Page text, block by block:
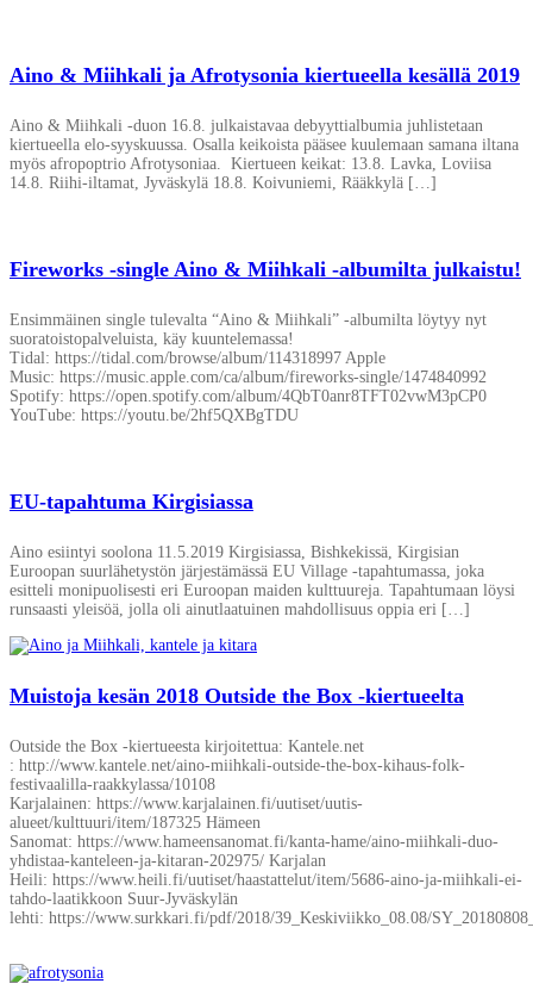
Aino & Miihkali ja Afrotysonia kiertueella kesällä 2019
Aino & Miihkali -duon 16.8. julkaistavaa debyyttialbumia juhlistetaan
kiertueella elo-syyskuussa. Osalla keikoista pääsee kuulemaan samana iltana
myös afropoptrio Afrotysoniaa. Kiertueen keikat: 13.8. Lavka, Loviisa
14.8. Riihi-iltamat, Jyväskylä 18.8. Koivuniemi, Rääkkylä […]
Fireworks -single Aino & Miihkali -albumilta julkaistu!
Ensimmäinen single tulevalta “Aino & Miihkali” -albumilta löytyy nyt
suoratoistopalveluista, käy kuuntelemassa!
Tidal: https://tidal.com/browse/album/114318997 Apple
Music: https://music.apple.com/ca/album/fireworks-single/1474840992
Spotify: https://open.spotify.com/album/4QbT0anr8TFT02vwM3pCP0
YouTube: https://youtu.be/2hf5QXBgTDU
EU-tapahtuma Kirgisiassa
Aino esiintyi soolona 11.5.2019 Kirgisiassa, Bishkekissä, Kirgisian
Euroopan suurlähetystön järjestämässä EU Village -tapahtumassa, joka
esitteli monipuolisesti eri Euroopan maiden kulttuureja. Tapahtumaan löysi
runsaasti yleisöä, jolla oli ainutlaatuinen mahdollisuus oppia eri […]
Muistoja kesän 2018 Outside the Box -kiertueelta
Outside the Box -kiertueesta kirjoitettua: Kantele.net
: http://www.kantele.net/aino-miihkali-outside-the-box-kihaus-folk-
festivaalilla-raakkylassa/10108
Karjalainen: https://www.karjalainen.fi/uutiset/uutis-
alueet/kulttuuri/item/187325 Hämeen
Sanomat: https://www.hameensanomat.fi/kanta-hame/aino-miihkali-duo-
yhdistaa-kanteleen-ja-kitaran-202975/ Karjalan
Heili: https://www.heili.fi/uutiset/haastattelut/item/5686-aino-ja-miihkali-ei-
tahdo-laatikkoon Suur-Jyväskylän
lehti: https://www.surkkari.fi/pdf/2018/39_Keskiviikko_08.08/